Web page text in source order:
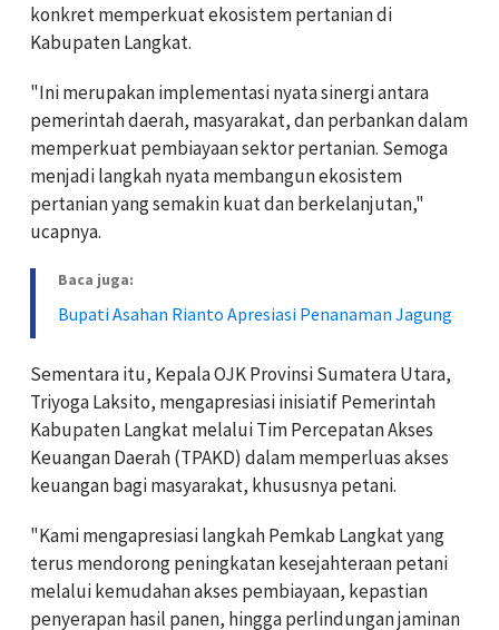
konkret memperkuat ekosistem pertanian di
Kabupaten Langkat.
"Ini merupakan implementasi nyata sinergi antara
pemerintah daerah, masyarakat, dan perbankan dalam
memperkuat pembiayaan sektor pertanian. Semoga
menjadi langkah nyata membangun ekosistem
pertanian yang semakin kuat dan berkelanjutan,"
ucapnya.
Baca juga:
Bupati Asahan Rianto Apresiasi Penanaman Jagung
Sementara itu, Kepala OJK Provinsi Sumatera Utara,
Triyoga Laksito, mengapresiasi inisiatif Pemerintah
Kabupaten Langkat melalui Tim Percepatan Akses
Keuangan Daerah (TPAKD) dalam memperluas akses
keuangan bagi masyarakat, khususnya petani.
"Kami mengapresiasi langkah Pemkab Langkat yang
terus mendorong peningkatan kesejahteraan petani
melalui kemudahan akses pembiayaan, kepastian
penyerapan hasil panen, hingga perlindungan jaminan